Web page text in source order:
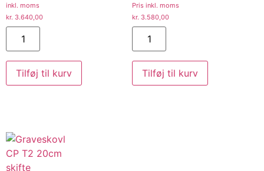
inkl. moms
kr. 3.640,00
Tilføj til kurv
Pris inkl. moms
kr. 3.580,00
Tilføj til kurv